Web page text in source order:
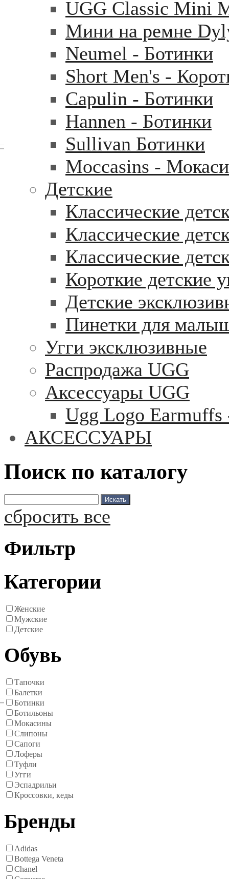
UGG Classic Mini
Мини на ремне
Neumel - Ботинки
Short Men's -
Capulin - Ботинки
Hannen - Ботинки
Sullivan Ботинки
Moccasins -
Детские
Классические
Классические
Классические
Короткие детские
Детские
Пинетки для
Угги эксклюзивные
Распродажа UGG
Аксессуары UGG
Ugg Logo
АКСЕССУАРЫ
Поиск по каталогу
сбросить все
Фильтр
Категории
Женские
Мужские
Детские
Обувь
Тапочки
Балетки
Ботинки
Ботильоны
Мокасины
Слипоны
Сапоги
Лоферы
Туфли
Угги
Эспадрильи
Кроссовки, кеды
Бренды
Adidas
Bottega Veneta
Chanel